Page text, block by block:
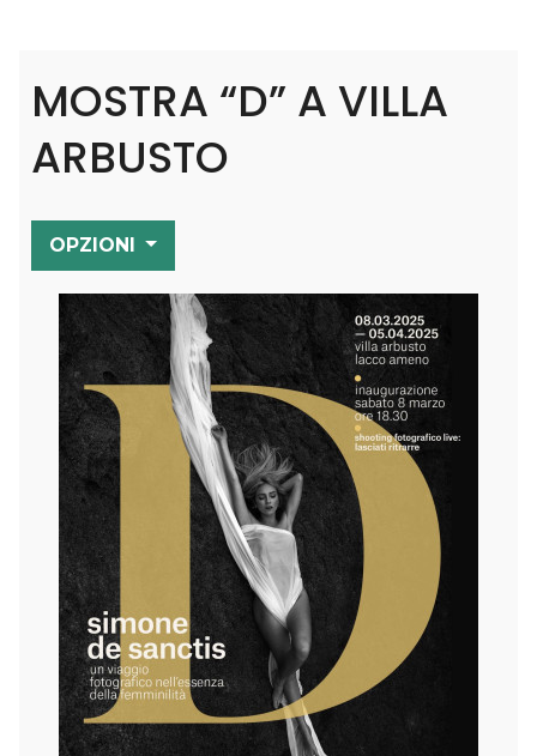
MOSTRA “D” A VILLA
ARBUSTO
OPZIONI